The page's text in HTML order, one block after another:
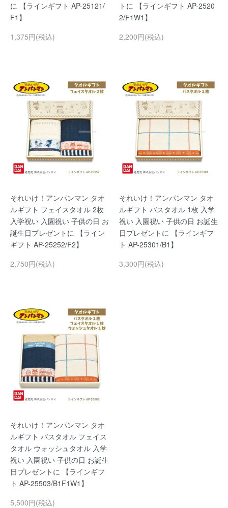
に 【ラインギフト AP-25121/
F1】
1,375円(税込)
トに 【ラインギフト AP-2520
2/F1W1】
2,200円(税込)
それいけ！アンパンマン タオ
ルギフト フェイスタオル 2枚
入学祝い 入園祝い 子供の日 お
誕生日プレゼントに 【ライン
ギフト AP-25252/F2】
2,750円(税込)
それいけ！アンパンマン タオ
ルギフト バスタオル 1枚 入学
祝い 入園祝い 子供の日 お誕生
日プレゼントに 【ラインギフ
ト AP-25301/B1】
3,300円(税込)
それいけ！アンパンマン タオ
ルギフト バスタオル フェイス
タオル ウォッシュタオル 入学
祝い 入園祝い 子供の日 お誕生
日プレゼントに 【ラインギフ
ト AP-25503/B1F1W1】
5,500円(税込)